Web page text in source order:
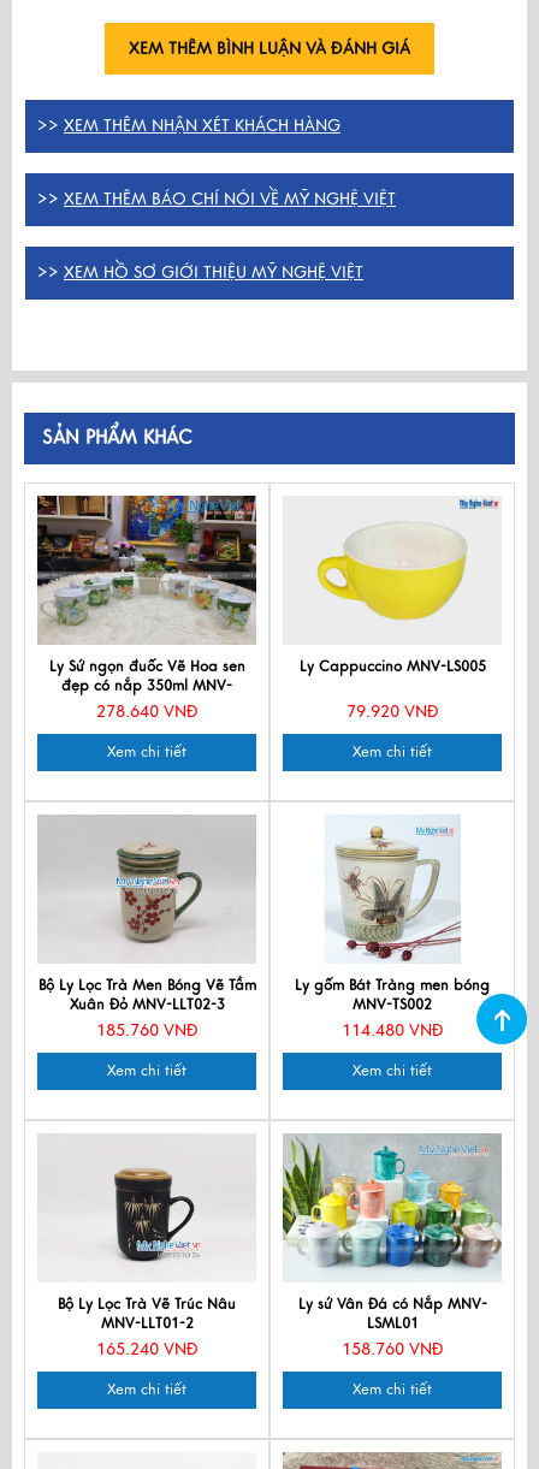
XEM THÊM BÌNH LUẬN VÀ ĐÁNH GIÁ
>> XEM THÊM NHẬN XÉT KHÁCH HÀNG
>> XEM THÊM BÁO CHÍ NÓI VỀ MỸ NGHỆ VIỆT
>> XEM HỒ SƠ GIỚI THIỆU MỸ NGHỆ VIỆT
SẢN PHẨM KHÁC
Ly Sứ ngọn đuốc Vẽ Hoa sen
đẹp có nắp 350ml MNV-
LSML04-1
278.640 VNĐ
Xem chi tiết
Ly Cappuccino MNV-LS005
79.920 VNĐ
Xem chi tiết
Bộ Ly Lọc Trà Men Bóng Vẽ Tầm
Xuân Đỏ MNV-LLT02-3
185.760 VNĐ
Xem chi tiết
Ly gốm Bát Tràng men bóng
MNV-TS002
114.480 VNĐ
Xem chi tiết
Bộ Ly Lọc Trà Vẽ Trúc Nâu
MNV-LLT01-2
165.240 VNĐ
Xem chi tiết
Ly sứ Vân Đá có Nắp MNV-
LSML01
158.760 VNĐ
Xem chi tiết